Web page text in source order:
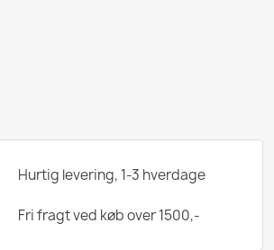
Hurtig levering, 1-3 hverdage
Fri fragt ved køb over 1500,-